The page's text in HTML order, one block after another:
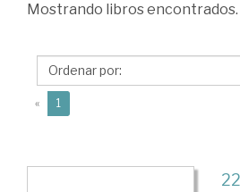
Sánchez-
Francisco
Javier
Mostrando libros encontrados.
« 1